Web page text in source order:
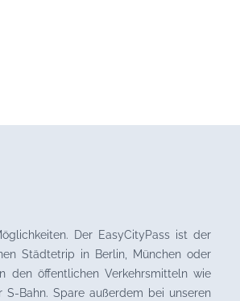
Der EasyCityPass ist der
Städtetrip in Berlin, München oder
den öffentlichen Verkehrsmitteln wie
S-Bahn. Spare außerdem bei unseren